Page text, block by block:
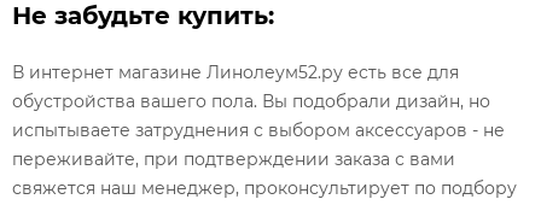
Не забудьте купить:
В интернет магазине Линолеум52.ру есть все для
обустройства вашего пола. Вы подобрали дизайн, но
испытываете затруднения с выбором аксессуаров - не
переживайте, при подтверждении заказа с вами
свяжется наш менеджер, проконсультирует по подбору